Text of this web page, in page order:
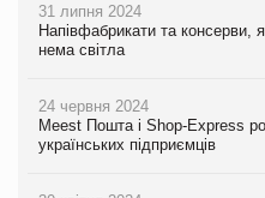
31 липня 2024
Напівфабрикати та консерви,
нема світла
24 червня 2024
Meest Пошта і Shop-Express
українських підприємців